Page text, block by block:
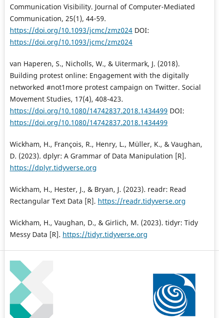
Communication Visibility. Journal of Computer-Mediated
Communication, 25(1), 44-59.
https://doi.org/10.1093/jcmc/zmz024DOI:
https://doi.org/10.1093/jcmc/zmz024
van Haperen, S., Nicholls, W., & Uitermark, J. (2018).
Building protest online: Engagement with the digitally
networked #not1more protest campaign on Twitter. Social
Movement Studies, 17(4), 408-423.
https://doi.org/10.1080/14742837.2018.1434499 DOI:
https://doi.org/10.1080/14742837.2018.1434499
Wickham, H., François, R., Henry, L., Müller, K., & Vaughan,
D. (2023). dplyr: A Grammar of Data Manipulation [R].
https://dplyr.tidyverse.org
Wickham, H., Hester, J., & Bryan, J. (2023). readr: Read
Rectangular Text Data [R]. https://readr.tidyverse.org
Wickham, H., Vaughan, D., & Girlich, M. (2023). tidyr: Tidy
Messy Data [R]. https://tidyr.tidyverse.org